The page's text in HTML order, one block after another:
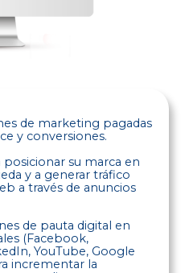
de marketing pagadas
y conversiones.
su marca en
y a generar tráfico
a través de anuncios
de pauta digital en
(Facebook,
YouTube, Google
incrementar la